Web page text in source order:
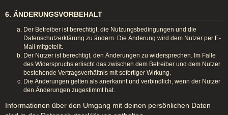
6. ÄNDERUNGSVORBEHALT
Der Betreiber ist berechtigt, die Nutzungsbedingungen und die
Datenschutzerklärung zu ändern. Die Änderung wird dem Nutzer per E-
Mail mitgeteilt.
Der Nutzer ist berechtigt, den Änderungen zu widersprechen. Im Falle
des Widerspruchs erlischt das zwischen dem Betreiber und dem Nutzer
bestehende Vertragsverhältnis mit sofortiger Wirkung.
Die Änderungen gelten als anerkannt und verbindlich, wenn der Nutzer
den Änderungen zugestimmt hat.
Informationen über den Umgang mit deinen persönlichen Daten